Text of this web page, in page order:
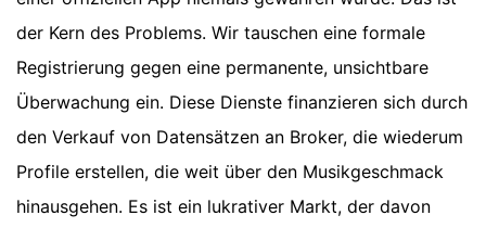
der Kern des Problems. Wir tauschen eine formale
Registrierung gegen eine permanente, unsichtbare
Überwachung ein. Diese Dienste finanzieren sich durch
den Verkauf von Datensätzen an Broker, die wiederum
Profile erstellen, die weit über den Musikgeschmack
hinausgehen. Es ist ein lukrativer Markt, der davon